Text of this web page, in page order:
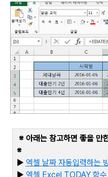
※ 아래는 참고하면 좋을 만
※
▶ 엑셀 날짜 자동입력하는
▶ 엑셀 Excel TODAY 함수